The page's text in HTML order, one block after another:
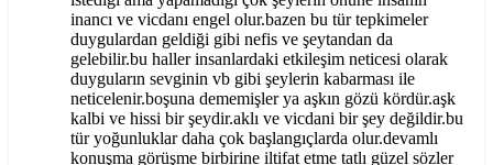
inancı ve vicdanı engel olur.bazen bu tür tepkimeler
duygulardan geldiği gibi nefis ve şeytandan da
gelebilir.bu haller insanlardaki etkileşim neticesi olarak
duyguların sevginin vb gibi şeylerin kabarması ile
neticelenir.boşuna dememişler ya aşkın gözü kördür.aşk
kalbi ve hissi bir şeydir.aklı ve vicdani bir şey değildir.bu
tür yoğunluklar daha çok başlangıçlarda olur.devamlı
konuşma görüşme birbirine iltifat etme tatlı güzel sözler